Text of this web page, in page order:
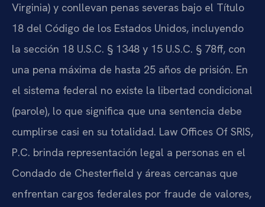
Virginia) y conllevan penas severas bajo el Título
18 del Código de los Estados Unidos, incluyendo
la sección 18 U.S.C. § 1348 y 15 U.S.C. § 78ff, con
una pena máxima de hasta 25 años de prisión. En
el sistema federal no existe la libertad condicional
(parole), lo que significa que una sentencia debe
cumplirse casi en su totalidad. Law Offices Of SRIS,
P.C. brinda representación legal a personas en el
Condado de Chesterfield y áreas cercanas que
enfrentan cargos federales por fraude de valores,